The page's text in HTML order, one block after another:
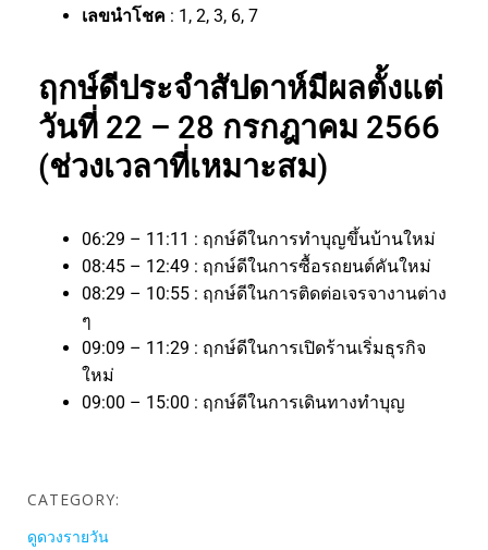
เลขนำโชค : 1, 2, 3, 6, 7
ฤกษ์ดีประจำสัปดาห์มีผลตั้งแต่
วันที่ 22 – 28 กรกฎาคม 2566
(ช่วงเวลาที่เหมาะสม)
06:29 – 11:11 : ฤกษ์ดีในการทำบุญขึ้นบ้านใหม่
08:45 – 12:49 : ฤกษ์ดีในการซื้อรถยนต์คันใหม่
08:29 – 10:55 : ฤกษ์ดีในการติดต่อเจรจางานต่าง
ๆ
09:09 – 11:29 : ฤกษ์ดีในการเปิดร้านเริ่มธุรกิจ
ใหม่
09:00 – 15:00 : ฤกษ์ดีในการเดินทางทำบุญ
CATEGORY:
ดูดวงรายวัน